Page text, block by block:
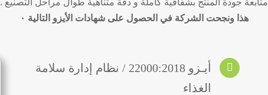
هذا ونجحت الشركة في الحصول على شهادات الأيزو التالية ۰
أيـزو 22000:2018 / نظام إدارة سلامة
الغذاء